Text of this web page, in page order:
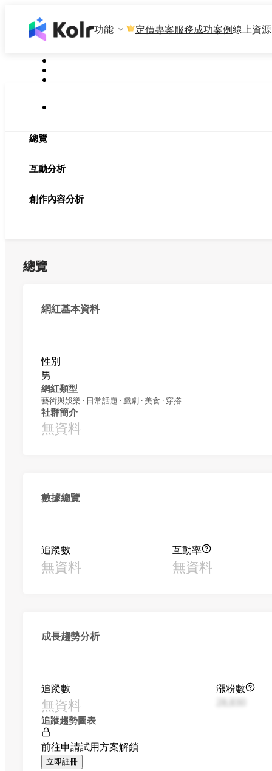
功能 定價專案服務成功案例線上資源
總覽
互動分析
創作內容分析
總覽
網紅基本資料
性別
男
網紅類型
藝術與娛樂 · 日常話題 · 戲劇 · 美食 · 穿搭
社群簡介
無資料
數據總覽
追蹤數
無資料
互動率
無資料
成長趨勢分析
追蹤數
無資料
漲粉數
追蹤趨勢圖表
前往申請試用方案解鎖
立即註冊